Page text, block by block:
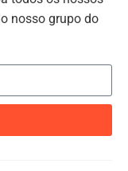
nosso grupo do